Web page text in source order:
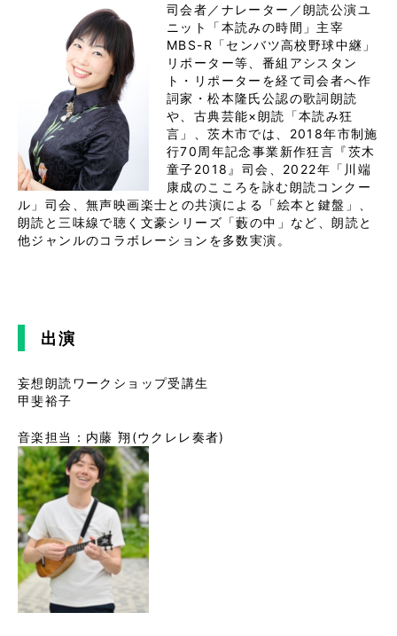
司会者／ナレーター／朗読公演ユ
ニット「本読みの時間」主宰
MBS-R「センバツ⾼校野球中継」
リポーター等、番組アシスタン
ト・リポーターを経て司会者へ作
詞家・松本隆⽒公認の歌詞朗読
や、古典芸能×朗読「本読み狂
⾔」、茨⽊市では、2018年市制施
⾏70周年記念事業新作狂⾔『茨⽊
童⼦2018』司会、2022年「川端
康成のこころを詠む朗読コンクー
ル」司会、無声映画楽⼠との共演による「絵本と鍵盤」、
朗読と三味線で聴く⽂豪シリーズ「藪の中」など、朗読と
他ジャンルのコラボレーションを多数実演。
出演
妄想朗読ワークショップ受講生
甲斐裕子
音楽担当：内藤 翔(ウクレレ奏者)